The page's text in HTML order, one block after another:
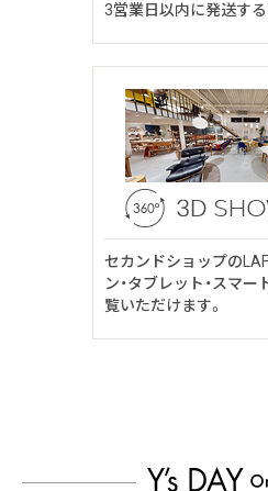
3営業日以内に発送す
セカンドショップの
ン・タブレット・スマ
覧いただけます。